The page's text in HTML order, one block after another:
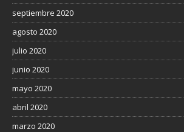
septiembre 2020
agosto 2020
julio 2020
junio 2020
mayo 2020
abril 2020
marzo 2020